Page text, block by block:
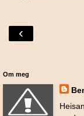
‹
Om meg